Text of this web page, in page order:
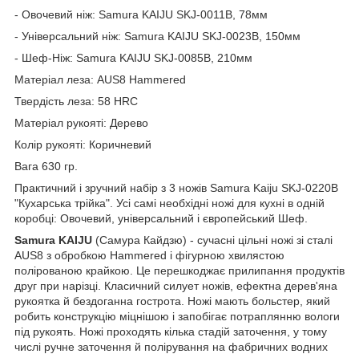
- Овочевий ніж: Samura KAIJU SKJ-0011B, 78мм
- Універсальний ніж: Samura KAIJU SKJ-0023B, 150мм
- Шеф-Ніж: Samura KAIJU SKJ-0085B, 210мм
Матеріал леза: AUS8 Hammered
Твердість леза: 58 HRC
Матеріал рукояті: Дерево
Колір рукояті: Коричневий
Вага 630 гр.
Практичний і зручний набір з 3 ножів Samura Kaiju SKJ-0220B
"Кухарська трійка". Усі самі необхідні ножі для кухні в одній
коробці: Овочевий, універсальний і європейський Шеф.
Samura KAIJU (Самура Кайдзю) - сучасні цільні ножі зі сталі
AUS8 з обробкою Hammered і фігурною хвилястою
полірованою крайкою. Це перешкоджає прилипання продуктів
друг при нарізці. Класичний силует ножів, ефектна дерев'яна
рукоятка й бездоганна гострота. Ножі мають больстер, який
робить конструкцію міцнішою і запобігає потраплянню вологи
під рукоять. Ножі проходять кілька стадій заточення, у тому
числі ручне заточення й полірування на фабричних водних